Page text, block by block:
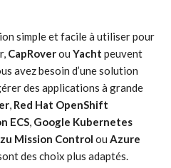
simple et facile à utiliser pour
CapRoverou Yacht peuvent
avez besoin d’une solution
des applications à grande
, Red Hat OpenShift
ECS, Google Kubernetes
Mission Control ou Azure
des choix plus adaptés.